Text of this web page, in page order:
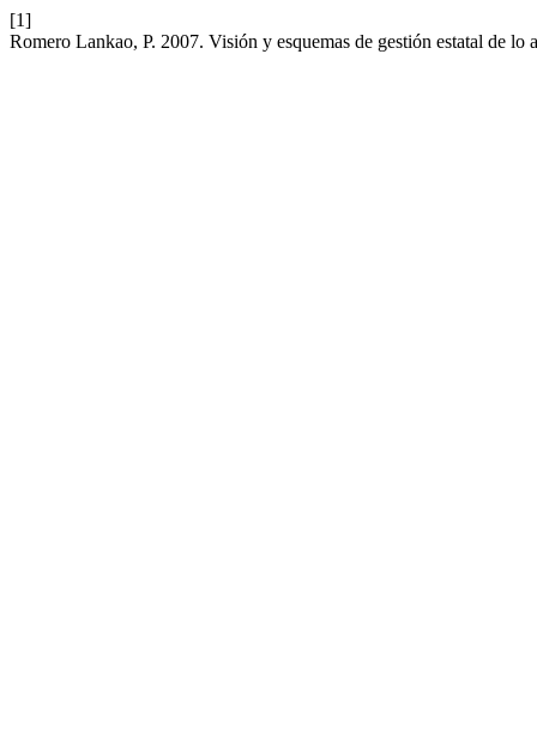
[1]
Romero Lankao, P. 2007. Visión y esquemas de gestión estatal de lo